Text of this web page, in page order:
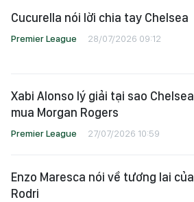
Cucurella nói lời chia tay Chelsea
Premier League 28/07/2026 09:12
Xabi Alonso lý giải tại sao Chelsea
mua Morgan Rogers
Premier League 27/07/2026 10:59
Enzo Maresca nói về tương lai của
Rodri